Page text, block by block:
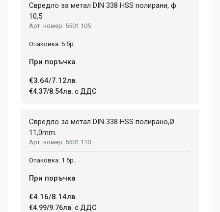
Свредло за метал DIN 338 HSS полирани, ф
10,5
5501 105
5 бр.
При поръчка
€3.64/7.12лв.
€4.37/8.54лв. с ДДС
Свредло за метал DIN 338 HSS полирано,Ø
11,0mm.
5501 110
1 бр.
При поръчка
€4.16/8.14лв.
€4.99/9.76лв. с ДДС